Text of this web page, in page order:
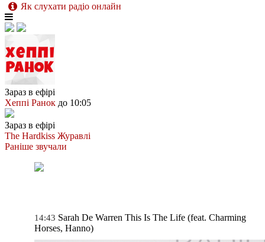
Як слухати радіо онлайн
Зараз в ефірі
Хеппі Ранок до 10:05
Зараз в ефірі
The Hardkiss Журавлі
Раніше звучали
14:43 Sarah De Warren This Is The Life (feat. Charming
Horses, Hanno)